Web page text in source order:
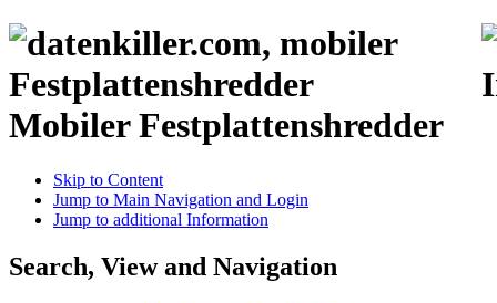
Mobiler Festplattenshredder
Skip to Content
Jump to Main Navigation and Login
Jump to additional Information
Search, View and Navigation